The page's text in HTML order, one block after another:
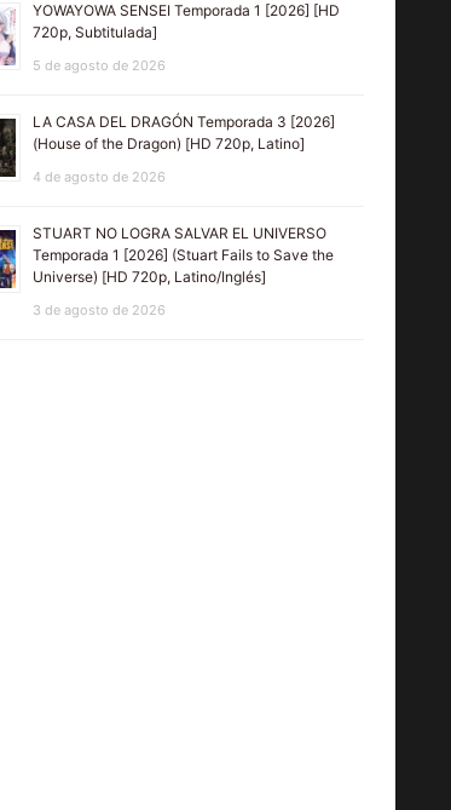
YOWAYOWA SENSEI Temporada 1 [2026] [HD
720p, Subtitulada]
5 de agosto de 2026
LA CASA DEL DRAGÓN Temporada 3 [2026]
(House of the Dragon) [HD 720p, Latino]
4 de agosto de 2026
STUART NO LOGRA SALVAR EL UNIVERSO
Temporada 1 [2026] (Stuart Fails to Save the
Universe) [HD 720p, Latino/Inglés]
3 de agosto de 2026